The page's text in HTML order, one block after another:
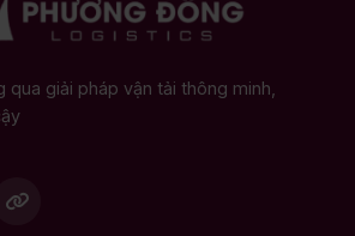
qua giải pháp vận tải thông minh,